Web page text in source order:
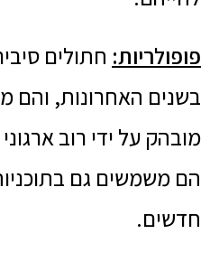
פופולריות: חתולים
בשנים האחרונות, והם
מובהק על ידי רוב
הם משמשים גם
חדשים.